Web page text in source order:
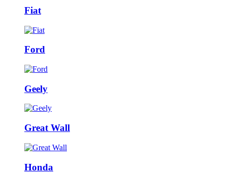
Fiat
Ford
Geely
Great Wall
Honda